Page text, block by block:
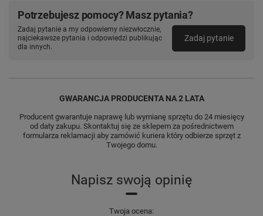
Potrzebujesz pomocy? Masz pytania?
Zadaj pytanie a my odpowiemy niezwłocznie,
najciekawsze pytania i odpowiedzi publikując
dla innych.
Zadaj pytanie
GWARANCJA PRODUCENTA NA 2 LATA
Producent gwarantuje naprawę lub wymianę sprzętu do 24 miesięcy
od daty zakupu. Skontaktuj się ze sklepem za pośrednictwem
formularza reklamacji aby zamówić kuriera który odbierze sprzęt z
Twojego domu.
Napisz swoją opinię
Twoja ocena: